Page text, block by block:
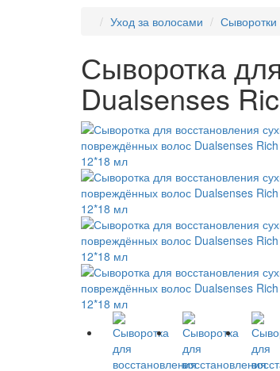
Уход за волосами
Сыворотка
Dualsenses